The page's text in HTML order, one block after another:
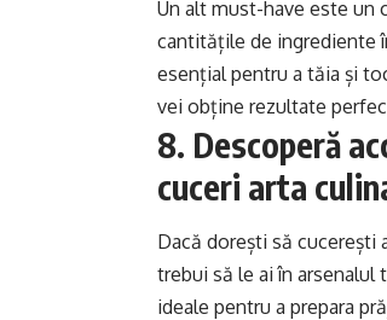
Un alt must-have este un
cantitățile de ingrediente
esențial pentru a tăia și
vei obține rezultate
8. Descoperă
cuceri arta
Dacă dorești să cucerești
trebui să le ai în
ideale pentru a prepara